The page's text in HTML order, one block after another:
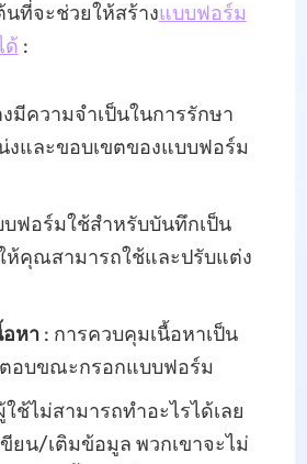
ที่จะช่วยให้สร้างแบบฟอร์ม
ด้ :
มีความจำเป็นในการรักษา
งและขอบเขตของแบบฟอร์ม
ฟอร์มใช้สำหรับบันทึกเป็น
ห้คุณสามารถใช้และปรับแต่ง
หา: การควบคุมเนื้อหาเป็น
อบขณะกรอกแบบฟอร์ม
ช้ไม่สามารถทำอะไรได้เลย
ยน/เติมข้อมูล พวกเขาจะไม่